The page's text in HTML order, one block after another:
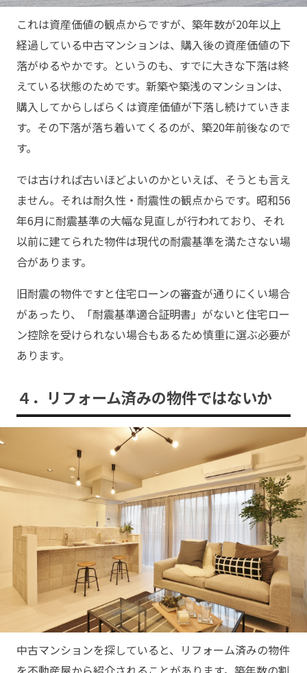
これは資産価値の観点からですが、築年数が20年以上
経過している中古マンションは、購入後の資産価値の下
落がゆるやかです。というのも、すでに大きな下落は終
えている状態のためです。新築や築浅のマンションは、
購入してからしばらくは資産価値が下落し続けていきま
す。その下落が落ち着いてくるのが、築20年前後なので
す。
では古ければ古いほどよいのかといえば、そうとも言え
ません。それは耐久性・耐震性の観点からです。昭和56
年6月に耐震基準の大幅な見直しが行われており、それ
以前に建てられた物件は現代の耐震基準を満たさない場
合があります。
旧耐震の物件ですと住宅ローンの審査が通りにくい場合
があったり、「耐震基準適合証明書」がないと住宅ロー
ン控除を受けられない場合もあるため慎重に選ぶ必要が
あります。
４．リフォーム済みの物件ではないか
中古マンションを探していると、リフォーム済みの物件